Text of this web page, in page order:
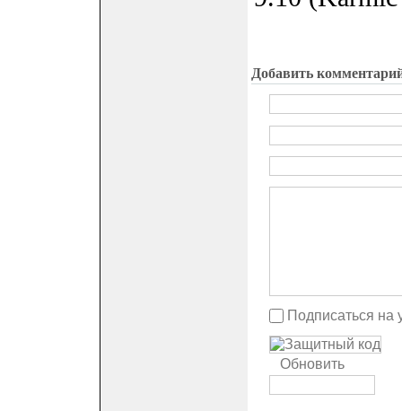
Добавить
Подписаться
Обновить